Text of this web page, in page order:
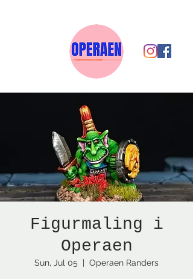
Figurmaling i
Operaen
Sun, Jul 05
  |
Operaen Randers